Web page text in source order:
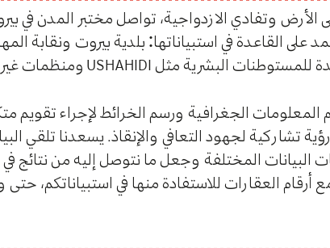
وتفادي الازدواجية، تواصل مختبر المدن في
القاعدة في استبياناتها: بلدية بيروت ونقابة
للمستوطنات البشرية مثل USHAHIDI ومنظمات
الجغرافية ورسم الخرائط لإجراء تقويم
تشاركية لجهود التعافي والإنقاذ. يسعدنا تلقي
البيانات المختلفة وجعل ما نتوصل إليه من نتائج
أرقام العقارات للاستفادة منها في استبياناتكم،